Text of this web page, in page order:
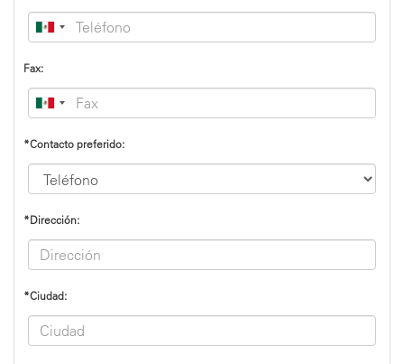
Fax:
*Contacto preferido:
*Dirección:
*Ciudad: